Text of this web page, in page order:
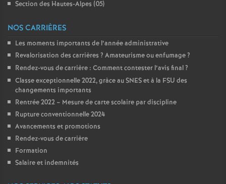
a
n
s
T
Section des Hautes-Alpes (05)
NOS CARRIÈRES
Les moments importants de l’année administrative
Revalorisation des carrières ? Amateurisme ou enfumage?
Rendez-vous de carrière : Comment contester l’avis final?
Classe exceptionnelle 2022, gràce au SNES et à la FSU des
changements importants
Rentrée 2022 – Mesure de carte scolaire par discipline
Rupture conventionnelle 2024
Avancements et promotions
Rendez-vous de carrière
Formation
Salaire et indemnités